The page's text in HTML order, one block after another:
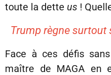
toute la dette us !
Trump règne surtout
Face à ces défis
maître de MAGA en